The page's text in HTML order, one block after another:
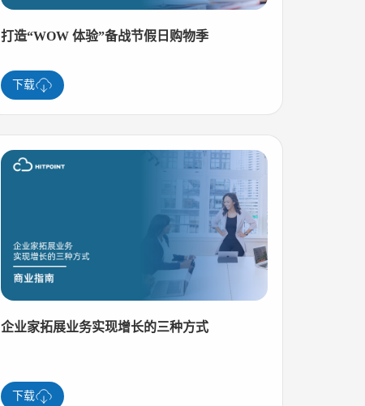
打造“WOW 体验”备战节假日购物季
下载
企业家拓展业务实现增长的三种方式
下载